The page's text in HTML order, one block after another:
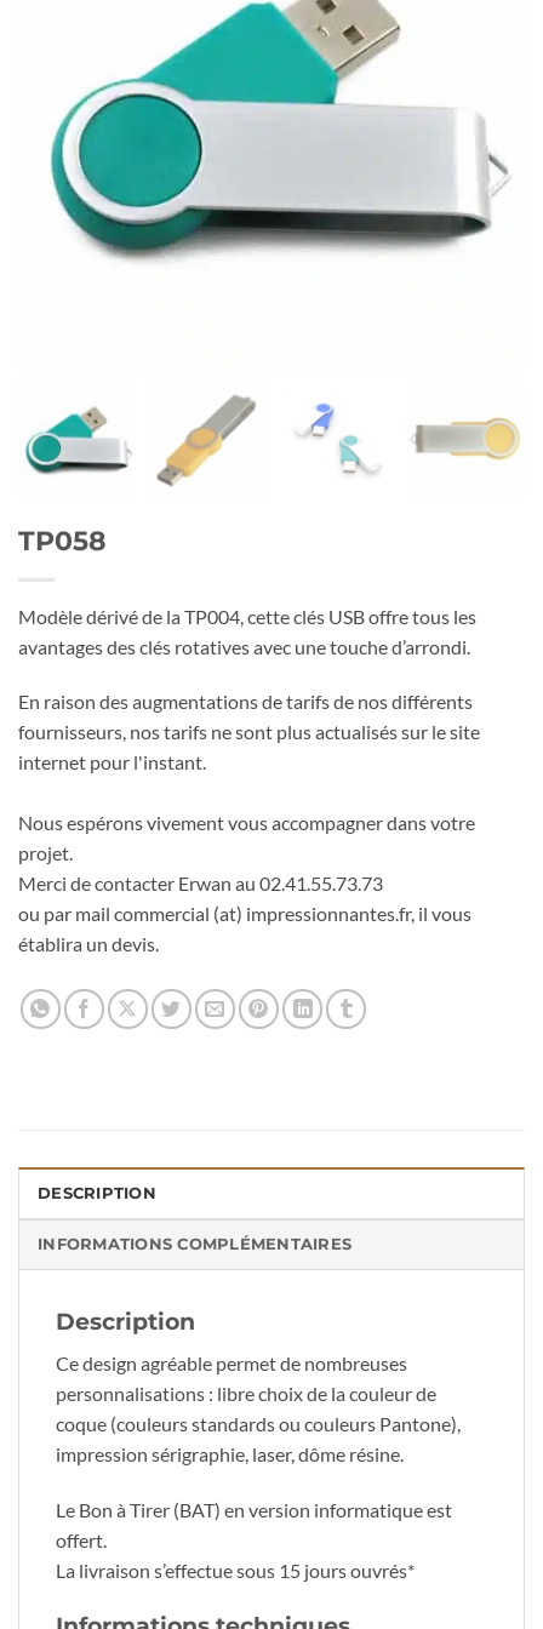
TP058
Modèle dérivé de la TP004, cette clés USB offre tous les
avantages des clés rotatives avec une touche d’arrondi.
En raison des augmentations de tarifs de nos différents
fournisseurs, nos tarifs ne sont plus actualisés sur le site
internet pour l'instant.
Nous espérons vivement vous accompagner dans votre
projet.
Merci de contacter Erwan au 02.41.55.73.73
ou par mail commercial (at) impressionnantes.fr, il vous
établira un devis.
DESCRIPTION
INFORMATIONS COMPLÉMENTAIRES
Description
Ce design agréable permet de nombreuses
personnalisations : libre choix de la couleur de
coque (couleurs standards ou couleurs Pantone),
impression sérigraphie, laser, dôme résine.
Le Bon à Tirer (BAT) en version informatique est
offert.
La livraison s’effectue sous 15 jours ouvrés*